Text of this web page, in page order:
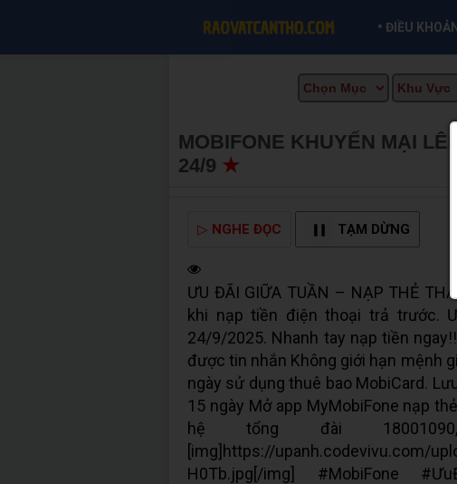
• ĐIỀU KHOẢN
MOBIFONE KHUYẾN MẠI
24/9 ★ MUA BÁN TẠI CẦN
▷ NGHE ĐỌC TẠM DỪNG
ƯU ĐÃI GIỮA TUẦN – NẠP THẺ
khi nạp tiền điện thoại trả trước.
24/9/2025. Nhanh tay nạp tiền
được tin nhắn Không giới hạn mệnh
ngày sử dụng thuê bao MobiCard.
15 ngày Mở app MyMobiFone nạp
hệ tổng đài
[img]https://upanh.codevivu.com/
H0Tb.jpg[/img] #MobiFone